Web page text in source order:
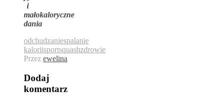
i
małokaloryczne
dania
odchudzaniespalanie
kaloriisportsquashzdrowie
Przez ewelina
Dodaj
komentarz